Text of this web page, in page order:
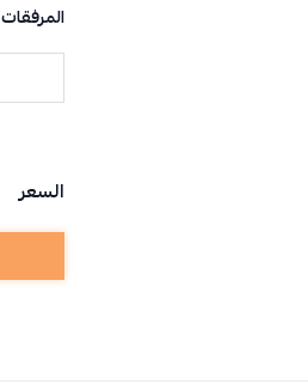
المرفقات
السعر